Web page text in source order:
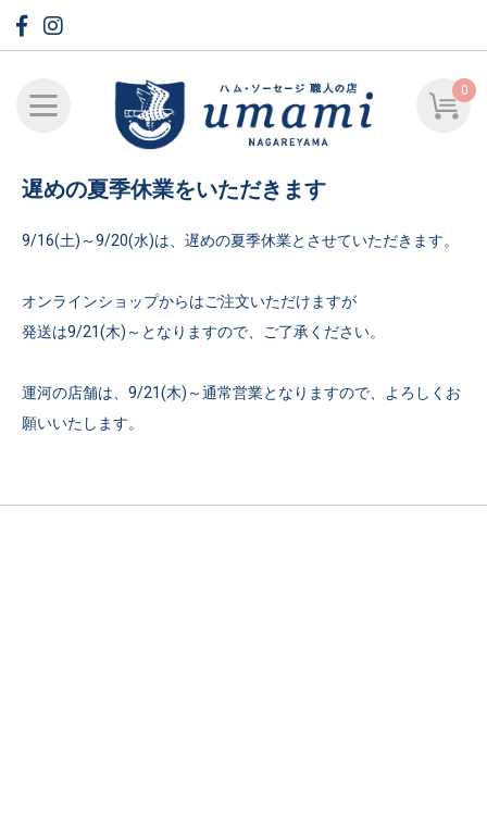
0
遅めの夏季休業をいただきます
9/16(土)～9/20(水)は、遅めの夏季休業とさせていただきます。
オンラインショップからはご注文いただけますが
発送は9/21(木)～となりますので、ご了承ください。
運河の店舗は、9/21(木)～通常営業となりますので、よろしくお
願いいたします。